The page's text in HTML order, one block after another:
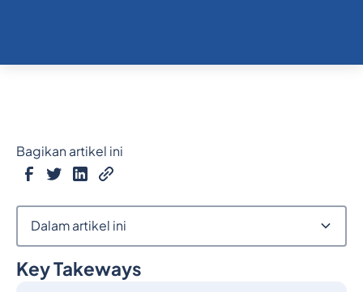
Key Takeways
Bagikan artikel ini
Dalam artikel ini
Judul 2